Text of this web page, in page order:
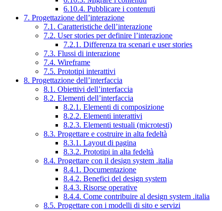
6.10.4. Pubblicare i contenuti
7. Progettazione dell’interazione
7.1. Caratteristiche dell’interazione
7.2. User stories per definire l’interazione
7.2.1. Differenza tra scenari e user stories
7.3. Flussi di interazione
7.4. Wireframe
7.5. Prototipi interattivi
8. Progettazione dell’interfaccia
8.1. Obiettivi dell’interfaccia
8.2. Elementi dell’interfaccia
8.2.1. Elementi di composizione
8.2.2. Elementi interattivi
8.2.3. Elementi testuali (microtesti)
8.3. Progettare e costruire in alta fedeltà
8.3.1. Layout di pagina
8.3.2. Prototipi in alta fedeltà
8.4. Progettare con il design system .italia
8.4.1. Documentazione
8.4.2. Benefici del design system
8.4.3. Risorse operative
8.4.4. Come contribuire al design system .italia
8.5. Progettare con i modelli di sito e servizi